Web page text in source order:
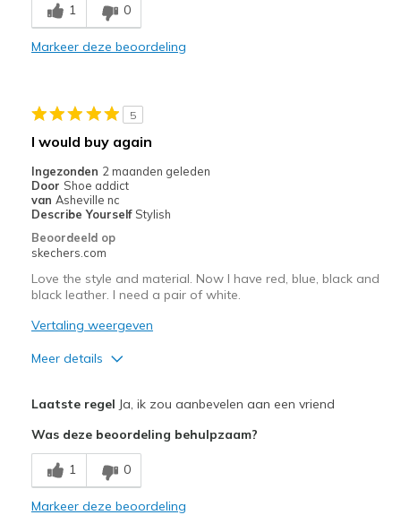
Beste toepassingen
Casual Wear
Travel
Sizing
Feels true to size
View On Shoes
1 0
Markeer deze beoordeling
5
I would buy again
Ingezonden 2 maanden geleden
Door Shoe addict
van Asheville nc
Describe Yourself Stylish
Beoordeeld op
skechers.com
Love the style and material. Now I have red, blue, black and
black leather. I need a pair of white.
Vertaling weergeven
Meer details
Minpunten
Need Break In
Laatste regel Ja, ik zou aanbevelen aan een vriend
Was deze beoordeling behulpzaam?
1 0
Markeer deze beoordeling